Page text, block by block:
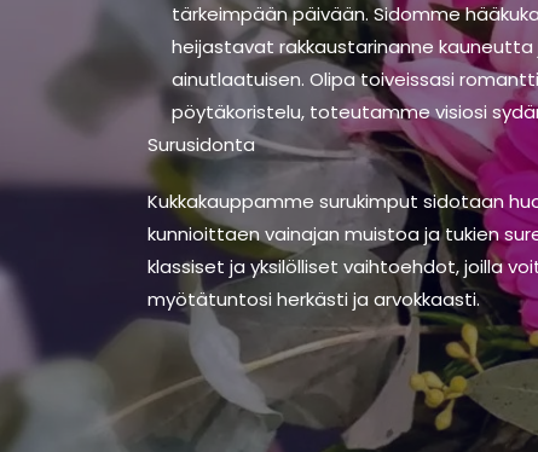
tärkeimpään päivään. Sidomme
heijastavat rakkaustarinanne
ainutlaatuisen. Olipa toiveissasi
pöytäkoristelu, toteutamme visiosi
Surusidonta
Kukkakauppamme surukimput sidotaan
kunnioittaen vainajan muistoa ja tukien
klassiset ja yksilölliset vaihtoehdot, joilla
myötätuntosi herkästi ja arvokkaasti.